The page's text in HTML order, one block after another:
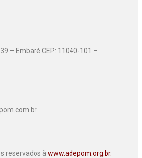
– Embaré CEP: 11040-101 –
reservados à www.adepom.org.br.